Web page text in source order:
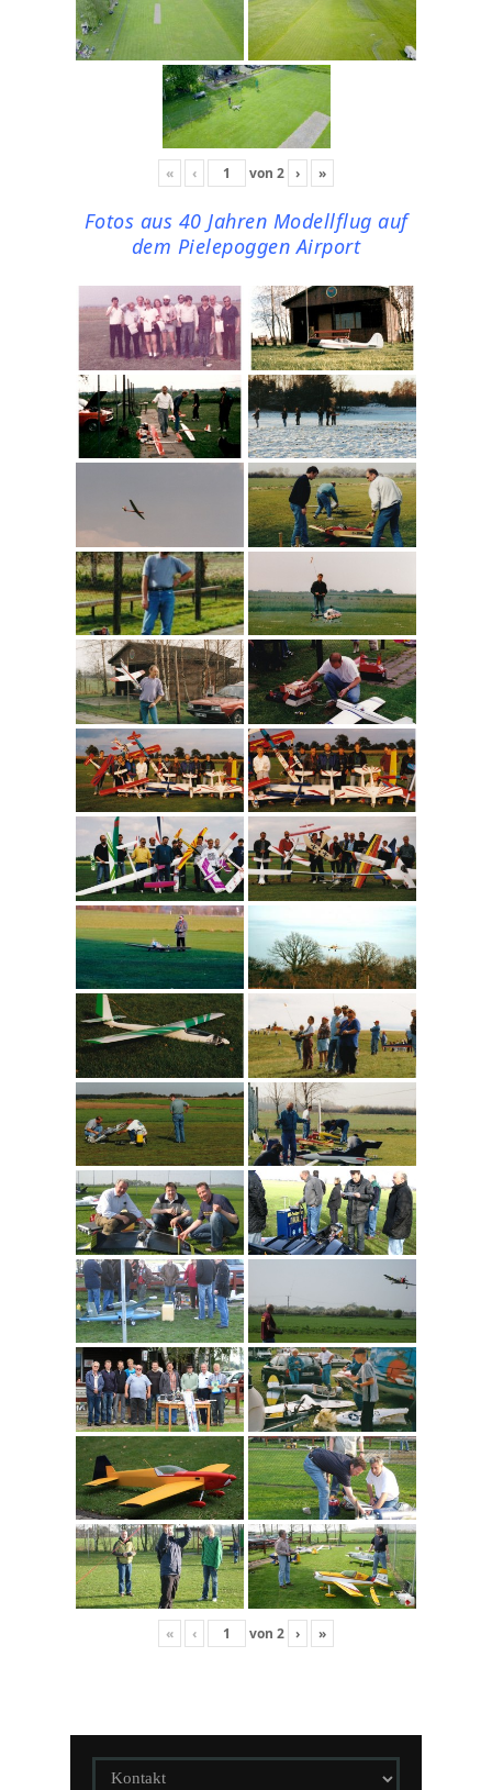
« ‹ von 2 › »
Fotos aus 40 Jahren Modellflug auf
dem Pielepoggen Airport
« ‹ von 2 › »